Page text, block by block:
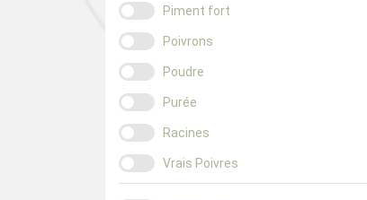
Piment fort
Poivrons
Poudre
Purée
Racines
Vrais Poivres